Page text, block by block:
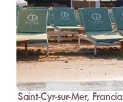
Saint-Cyr-sur-Mer, Francia